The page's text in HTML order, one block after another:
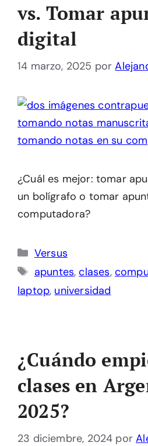
vs. Tomar
digital
14 marzo, 2025 por
¿Cuál es mejor: tomar
un bolígrafo o tomar
computadora?
Categorías
Versus
Etiquetas
apuntes,clases,
laptop, universidad
¿Cuándo
clases en
2025?
23 diciembre, 2024 por